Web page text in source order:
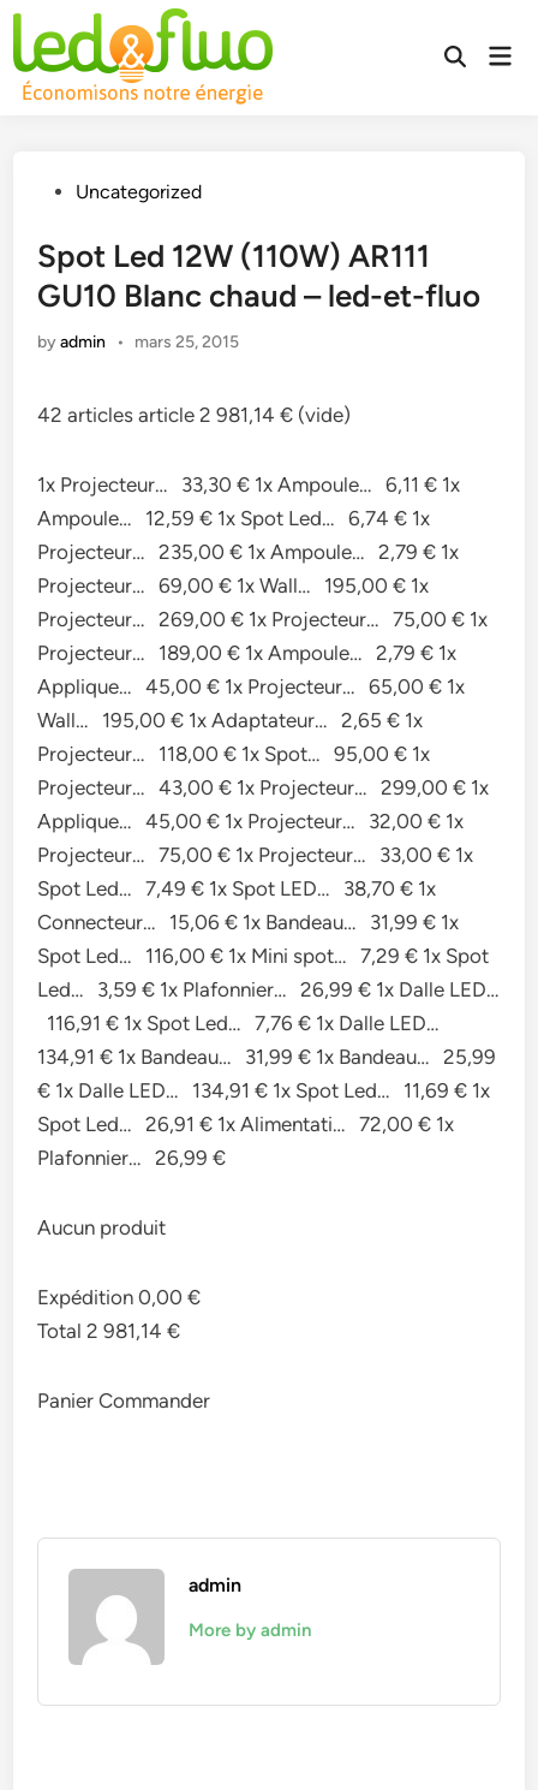
Skip
content
Open
PostedUncategorized
Spot Led 12W (110W) AR111
GU10 Blanc chaud – led-et-fluo
byadmin • mars 25, 2015
42 articles article 2 981,14 € (vide)
1x Projecteur… 33,30 € 1x Ampoule… 6,11 € 1x
Ampoule… 12,59 € 1x Spot Led… 6,74 € 1x
Projecteur… 235,00 € 1x Ampoule… 2,79 € 1x
Projecteur… 69,00 € 1x Wall… 195,00 € 1x
Projecteur… 269,00 € 1x Projecteur… 75,00 € 1x
Projecteur… 189,00 € 1x Ampoule… 2,79 € 1x
Applique… 45,00 € 1x Projecteur… 65,00 € 1x
Wall… 195,00 € 1x Adaptateur… 2,65 € 1x
Projecteur… 118,00 € 1x Spot… 95,00 € 1x
Projecteur… 43,00 € 1x Projecteur… 299,00 € 1x
Applique… 45,00 € 1x Projecteur… 32,00 € 1x
Projecteur… 75,00 € 1x Projecteur… 33,00 € 1x
Spot Led… 7,49 € 1x Spot LED… 38,70 € 1x
Connecteur… 15,06 € 1x Bandeau… 31,99 € 1x
Spot Led… 116,00 € 1x Mini spot… 7,29 € 1x Spot
Led… 3,59 € 1x Plafonnier… 26,99 € 1x Dalle LED…
116,91 € 1x Spot Led… 7,76 € 1x Dalle LED…
134,91 € 1x Bandeau… 31,99 € 1x Bandeau… 25,99
€ 1x Dalle LED… 134,91 € 1x Spot Led… 11,69 € 1x
Spot Led… 26,91 € 1x Alimentati… 72,00 € 1x
Plafonnier… 26,99 €
Aucun produit
Expédition 0,00 €
Total 2 981,14 €
Panier Commander
admin
More by admin